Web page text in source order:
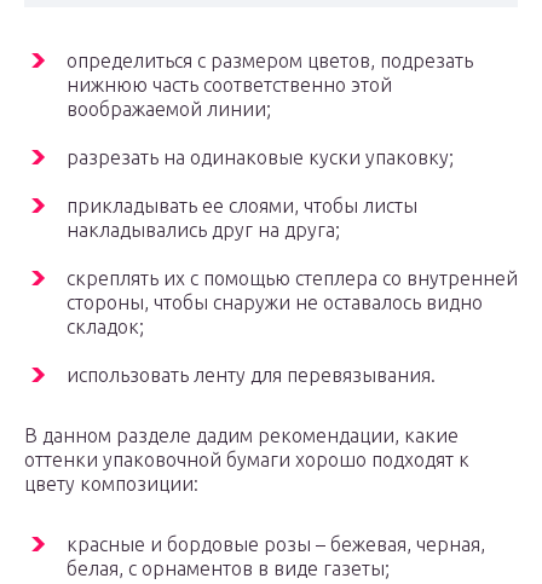
определиться с размером цветов, подрезать
нижнюю часть соответственно этой
воображаемой линии;
разрезать на одинаковые куски упаковку;
прикладывать ее слоями, чтобы листы
накладывались друг на друга;
скреплять их с помощью степлера со внутренней
стороны, чтобы снаружи не оставалось видно
складок;
использовать ленту для перевязывания.
В данном разделе дадим рекомендации, какие
оттенки упаковочной бумаги хорошо подходят к
цвету композиции:
красные и бордовые розы – бежевая, черная,
белая, с орнаментов в виде газеты;